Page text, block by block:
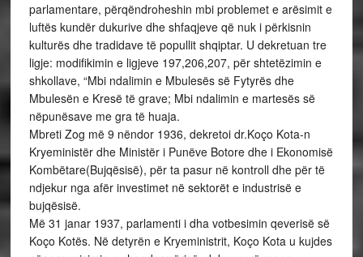
parlamentare, përqëndroheshin mbi problemet e arësimit e
luftës kundër dukurive dhe shfaqjeve që nuk i përkisnin
kulturës dhe tradidave të popullit shqiptar. U dekretuan tre
ligje: modifikimin e ligjeve 197,206,207, për shtetëzimin e
shkollave, “Mbi ndalimin e Mbulesës së Fytyrës dhe
Mbulesën e Kresë të grave; Mbi ndalimin e martesës së
nëpunësave me gra të huaja.
Mbreti Zog më 9 nëndor 1936, dekretoi dr.Koço Kota-n
Kryeministër dhe Ministër i Punëve Botore dhe i Ekonomisë
Kombëtare(Bujqësisë), për ta pasur në kontroll dhe për të
ndjekur nga afër investimet në sektorët e industrisë e
bujqësisë.
Më 31 janar 1937, parlamenti i dha votbesimin qeverisë së
Koço Kotës. Në detyrën e Kryeministrit, Koço Kota u kujdes